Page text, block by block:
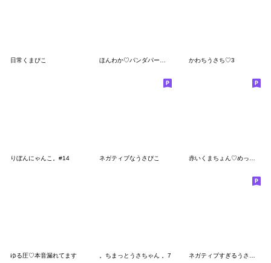
日常くまぴこ ほんわか♡パンダパーカー かわちうさち♡3
りぼんにゃんこ。#14 ネガティブなうさぴこ
ゆる圧♡本音漏れてます 。ちまっとうさちゃん 。7